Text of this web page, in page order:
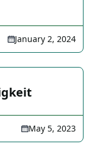
January 2, 2024
May 5, 2023